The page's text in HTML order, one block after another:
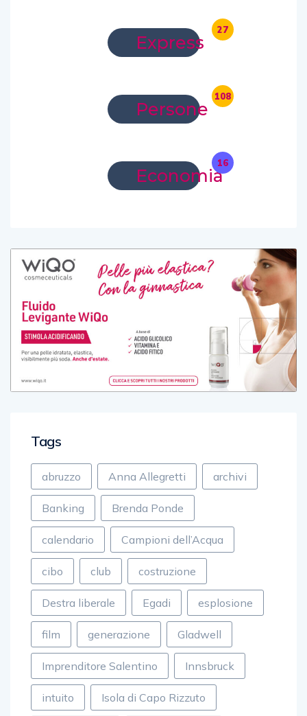
Express
27
Persone
108
Economia
16
Tags
abruzzo Anna Allegretti archivi
Banking Brenda Ponde
calendario Campioni dell’Acqua
cibo club costruzione
Destra liberale Egadi esplosione
film generazione Gladwell
Imprenditore Salentino Innsbruck
intuito Isola di Capo Rizzuto